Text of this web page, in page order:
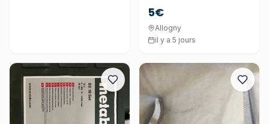
5€
Allogny
il y a 5 jours